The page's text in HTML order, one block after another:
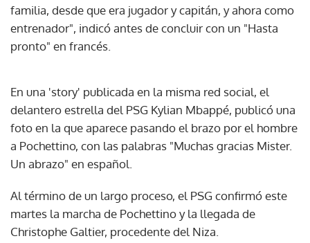
familia, desde que era jugador y capitán, y ahora como
entrenador", indicó antes de concluir con un "Hasta
pronto" en francés.
En una 'story' publicada en la misma red social, el
delantero estrella del PSG Kylian Mbappé, publicó una
foto en la que aparece pasando el brazo por el hombre
a Pochettino, con las palabras "Muchas gracias Mister.
Un abrazo" en español.
Al término de un largo proceso, el PSG confirmó este
martes la marcha de Pochettino y la llegada de
Christophe Galtier, procedente del Niza.